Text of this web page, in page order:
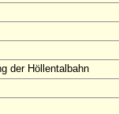
der Höllentalbahn